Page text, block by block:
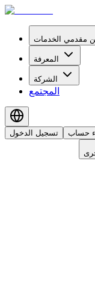
مقدمي الخدمات
المعرفة
الشركة
المجتمع
تسجيل الدخول حساب